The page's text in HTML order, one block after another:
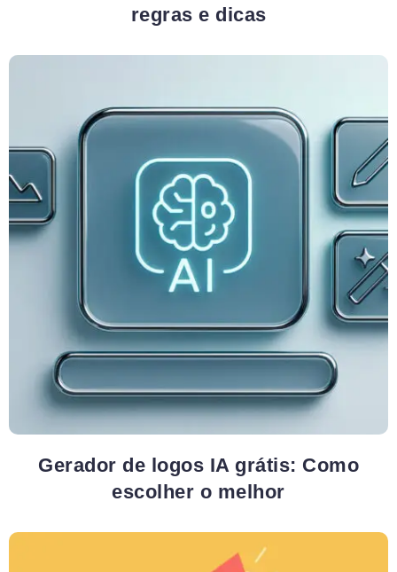
regras e dicas
Gerador de logos IA grátis: Como
escolher o melhor